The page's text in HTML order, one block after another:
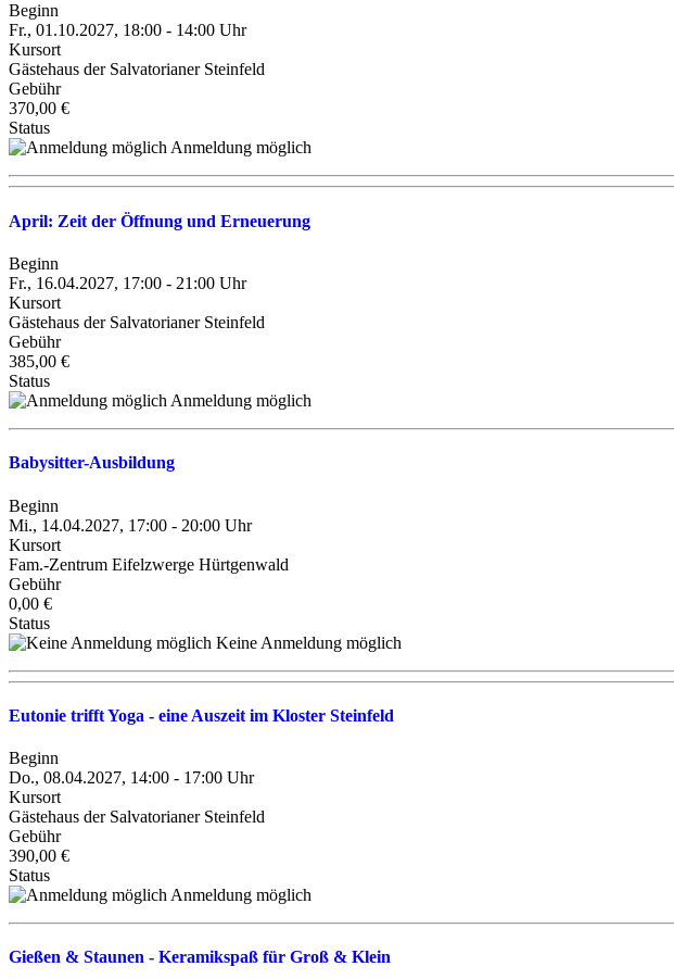
Beginn
Fr., 01.10.2027, 18:00 - 14:00 Uhr
Kursort
Gästehaus der Salvatorianer Steinfeld
Gebühr
370,00 €
Status
Anmeldung möglich
April: Zeit der Öffnung und Erneuerung
Beginn
Fr., 16.04.2027, 17:00 - 21:00 Uhr
Kursort
Gästehaus der Salvatorianer Steinfeld
Gebühr
385,00 €
Status
Anmeldung möglich
Babysitter-Ausbildung
Beginn
Mi., 14.04.2027, 17:00 - 20:00 Uhr
Kursort
Fam.-Zentrum Eifelzwerge Hürtgenwald
Gebühr
0,00 €
Status
Keine Anmeldung möglich
Eutonie trifft Yoga - eine Auszeit im Kloster Steinfeld
Beginn
Do., 08.04.2027, 14:00 - 17:00 Uhr
Kursort
Gästehaus der Salvatorianer Steinfeld
Gebühr
390,00 €
Status
Anmeldung möglich
Gießen & Staunen - Keramikspaß für Groß & Klein